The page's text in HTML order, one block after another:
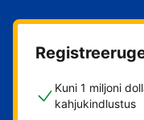
Kuni 1 miljoni
kahjukindlustus